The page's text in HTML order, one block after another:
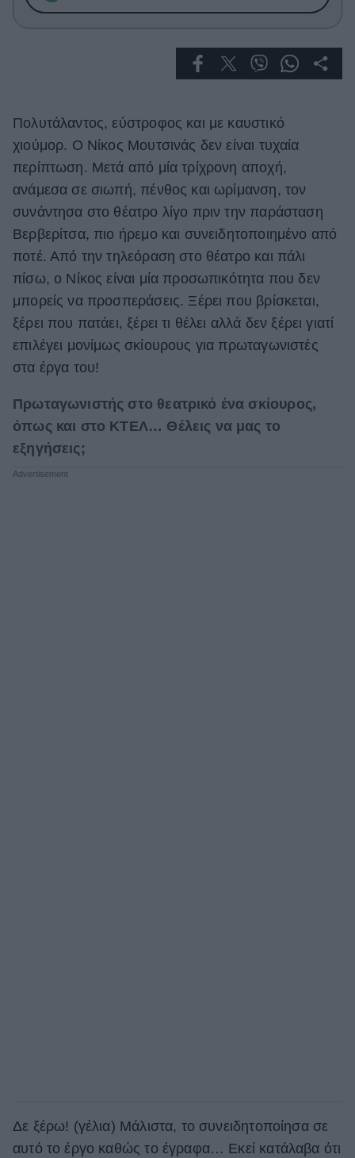
Ask the Guru
Success Stories
Living
Deco
Cooking
Green
Αφιερώματα
ΒΟΞ
Χωρίς Ταμπέλες
Women's Forum
Πολυτάλαντος, εύστροφος και με καυστικό
χιούμορ. Ο Νίκος Μουτσινάς δεν είναι τυχαία
περίπτωση. Μετά από μία τρίχρονη αποχή,
ανάμεσα σε σιωπή, πένθος και ωρίμανση, τον
συνάντησα στο θέατρο λίγο πριν την παράσταση
Βερβερίτσα, πιο ήρεμο και συνειδητοποιημένο από
ποτέ. Από την τηλεόραση στο θέατρο και πάλι
πίσω, ο Νίκος είναι μία προσωπικότητα που δεν
μπορείς να προσπεράσεις. Ξέρει που βρίσκεται,
ξέρει που πατάει, ξέρει τι θέλει αλλά δεν ξέρει γιατί
επιλέγει μονίμως σκίουρους για πρωταγωνιστές
στα έργα του!
Πρωταγωνιστής στο θεατρικό ένα σκίουρος,
όπως και στο ΚΤΕΛ… Θέλεις να μας το
εξηγήσεις;
Δε ξέρω! (γέλια) Μάλιστα, το συνειδητοποίησα σε
αυτό το έργο καθώς το έγραφα… Εκεί κατάλαβα ότι